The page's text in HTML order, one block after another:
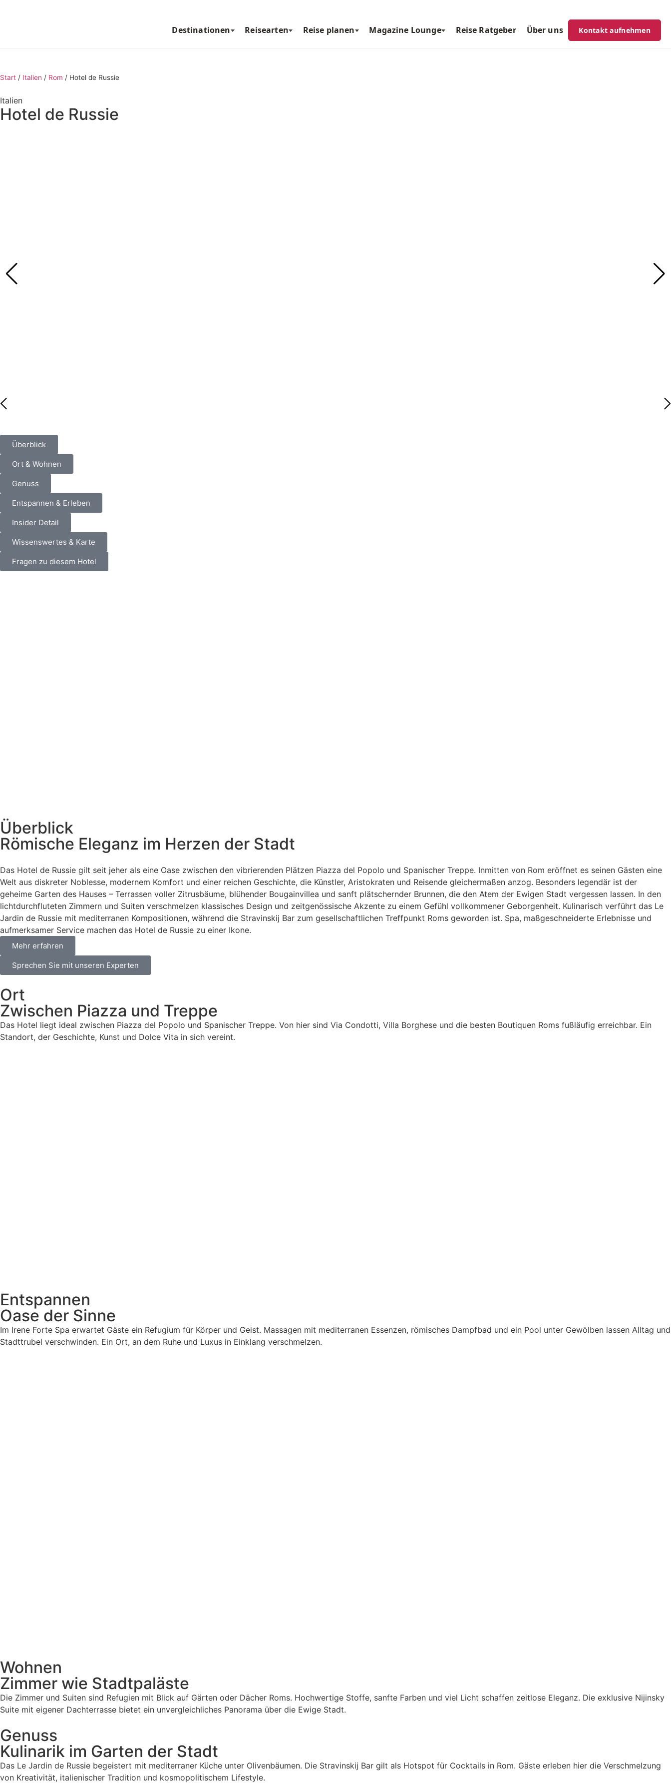
Destinationen Reisearten Reise planen Magazine Lounge Reise Ratgeber Über uns Kontakt aufnehmen
Start / Italien / Rom / Hotel de Russie
Italien
Hotel de Russie
Überblick
Ort & Wohnen
Genuss
Entspannen & Erleben
Insider Detail
Wissenswertes & Karte
Fragen zu diesem Hotel
Überblick
Römische Eleganz im Herzen der Stadt
Das Hotel de Russie gilt seit jeher als eine Oase zwischen den vibrierenden Plätzen Piazza del Popolo und Spanischer Treppe. Inmitten von Rom eröffnet es seinen Gästen eine
Welt aus diskreter Noblesse, modernem Komfort und einer reichen Geschichte, die Künstler, Aristokraten und Reisende gleichermaßen anzog. Besonders legendär ist der
geheime Garten des Hauses – Terrassen voller Zitrusbäume, blühender Bougainvillea und sanft plätschernder Brunnen, die den Atem der Ewigen Stadt vergessen lassen. In den
lichtdurchfluteten Zimmern und Suiten verschmelzen klassisches Design und zeitgenössische Akzente zu einem Gefühl vollkommener Geborgenheit. Kulinarisch verführt das Le
Jardin de Russie mit mediterranen Kompositionen, während die Stravinskij Bar zum gesellschaftlichen Treffpunkt Roms geworden ist. Spa, maßgeschneiderte Erlebnisse und
aufmerksamer Service machen das Hotel de Russie zu einer Ikone.
Mehr erfahren
Sprechen Sie mit unseren Experten
Ort
Zwischen Piazza und Treppe
Das Hotel liegt ideal zwischen Piazza del Popolo und Spanischer Treppe. Von hier sind Via Condotti, Villa Borghese und die besten Boutiquen Roms fußläufig erreichbar. Ein
Standort, der Geschichte, Kunst und Dolce Vita in sich vereint.
Entspannen
Oase der Sinne
Im Irene Forte Spa erwartet Gäste ein Refugium für Körper und Geist. Massagen mit mediterranen Essenzen, römisches Dampfbad und ein Pool unter Gewölben lassen Alltag und
Stadttrubel verschwinden. Ein Ort, an dem Ruhe und Luxus in Einklang verschmelzen.
Wohnen
Zimmer wie Stadtpaläste
Die Zimmer und Suiten sind Refugien mit Blick auf Gärten oder Dächer Roms. Hochwertige Stoffe, sanfte Farben und viel Licht schaffen zeitlose Eleganz. Die exklusive Nijinsky
Suite mit eigener Dachterrasse bietet ein unvergleichliches Panorama über die Ewige Stadt.
Genuss
Kulinarik im Garten der Stadt
Das Le Jardin de Russie begeistert mit mediterraner Küche unter Olivenbäumen. Die Stravinskij Bar gilt als Hotspot für Cocktails in Rom. Gäste erleben hier die Verschmelzung
von Kreativität, italienischer Tradition und kosmopolitischem Lifestyle.